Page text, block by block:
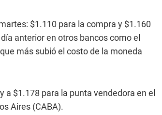
$1.110 para la compra y $1.160
anterior en otros bancos como el
más subió el costo de la moneda
$1.178 para la punta vendedora en el
Aires (CABA).